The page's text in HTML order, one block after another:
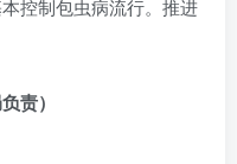
控制包虫病流行。推进
责）